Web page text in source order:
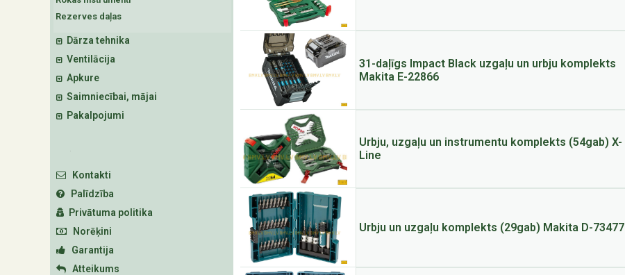
Rezerves daļas
Dārza tehnika
Ventilācija
Apkure
Saimniecībai, mājai
Pakalpojumi
Kontakti
Palīdzība
Privātuma politika
Norēķini
Garantija
Atteikums
31-daļīgs Impact Black uzgaļu un urbju komplekts
Makita E-22866
Urbju, uzgaļu un instrumentu komplekts (54gab) X-
Line
Urbju un uzgaļu komplekts (29gab) Makita D-73477